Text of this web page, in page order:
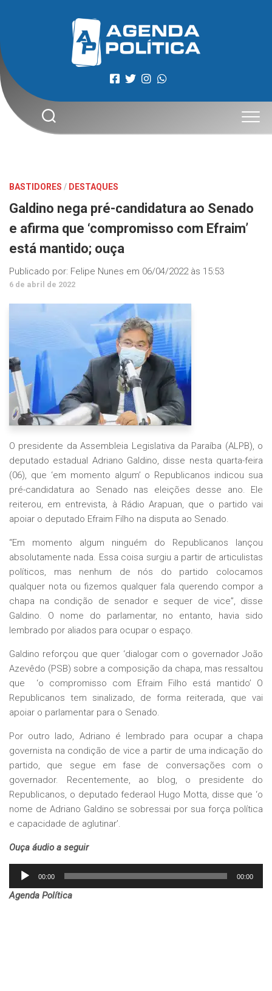
BASTIDORES / DESTAQUES
Galdino nega pré-candidatura ao Senado
e afirma que ‘compromisso com Efraim’
está mantido; ouça
Publicado por: Felipe Nunes em 06/04/2022 às 15:53
6 de abril de 2022
O presidente da Assembleia Legislativa da Paraíba (ALPB), o
deputado estadual Adriano Galdino, disse nesta quarta-feira
(06), que ‘em momento algum’ o Republicanos indicou sua
pré-candidatura ao Senado nas eleições desse ano. Ele
reiterou, em entrevista, à Rádio Arapuan, que o partido vai
apoiar o deputado Efraim Filho na disputa ao Senado.
“Em momento algum ninguém do Republicanos lançou
absolutamente nada. Essa coisa surgiu a partir de articulistas
políticos, mas nenhum de nós do partido colocamos
qualquer nota ou fizemos qualquer fala querendo compor a
chapa na condição de senador e sequer de vice”, disse
Galdino. O nome do parlamentar, no entanto, havia sido
lembrado por aliados para ocupar o espaço.
Galdino reforçou que quer ‘dialogar com o governador João
Azevêdo (PSB) sobre a composição da chapa, mas ressaltou
que ‘o compromisso com Efraim Filho está mantido’ O
Republicanos tem sinalizado, de forma reiterada, que vai
apoiar o parlamentar para o Senado.
Por outro lado, Adriano é lembrado para ocupar a chapa
governista na condição de vice a partir de uma indicação do
partido, que segue em fase de conversações com o
governador. Recentemente, ao blog, o presidente do
Republicanos, o deputado federaol Hugo Motta, disse que ‘o
nome de Adriano Galdino se sobressai por sua força política
e capacidade de aglutinar’.
Ouça áudio a seguir
Tocador
áudio
00:00 00:00
Agenda Política